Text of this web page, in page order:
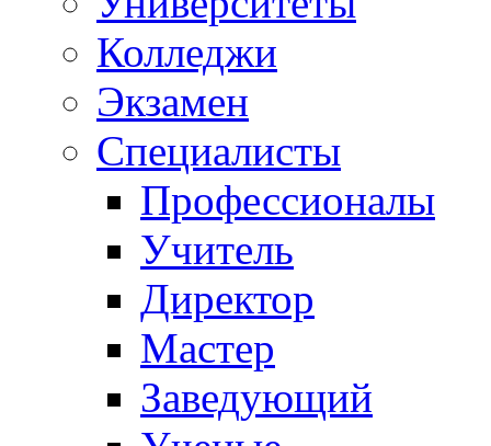
Колледжи
Экзамен
Специалисты
Профессионалы
Учитель
Директор
Мастер
Заведующий